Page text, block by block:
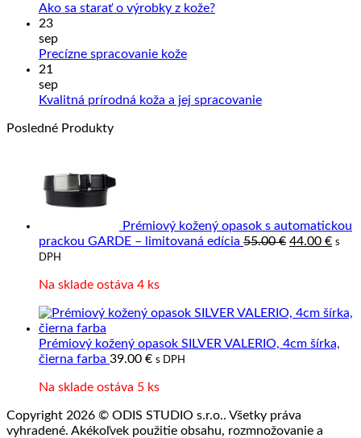
Ako sa starať o výrobky z kože?Žiadne
o
23
sep
Precízne spracovanie kožeŽiadne
Precízne
21
sep
Kvalitná prírodná koža a jej spracovanieŽiadne
spracovanie
Posledné Produkty
Prémiový kožený opasok s automatickou
prackou GARDE – limitovaná edícia 55.00€ Pôvodná
44.00 € s
DPH
Na sklade ostáva 4 ks
Prémiový kožený opasok SILVER VALERIO, 4cm šírka,
čierna farba 39.00 € s DPH
Na sklade ostáva 5 ks
Copyright 2026 © ODIS STUDIO s.r.o.. Všetky práva
vyhradené. Akékoľvek použitie obsahu, rozmnožovanie a